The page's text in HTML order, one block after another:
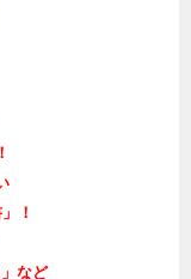
！
など